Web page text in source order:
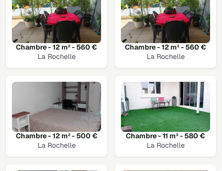
Chambre - 12 m² - 560 €
La Rochelle
Chambre - 12 m² - 560 €
La Rochelle
Chambre - 12 m² - 500 €
La Rochelle
Chambre - 11 m² - 580 €
La Rochelle